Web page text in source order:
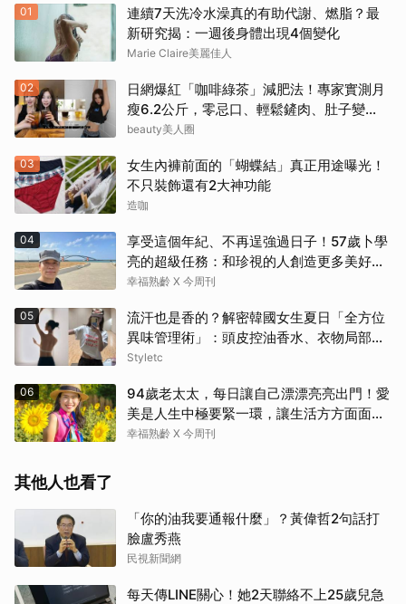
01
連續7天洗冷水澡真的有助代謝、燃脂？最
新研究揭：一週後身體出現4個變化
Marie Claire美麗佳人
02
日網爆紅「咖啡綠茶」減肥法！專家實測月
瘦6.2公斤，零忌口、輕鬆鏟肉、肚子變
小！
beauty美人圈
03
女生內褲前面的「蝴蝶結」真正用途曝光！
不只裝飾還有2大神功能
造咖
04
享受這個年紀、不再逞強過日子！57歲卜學
亮的超級任務：和珍視的人創造更多美好記
憶
幸福熟齡 X 今周刊
05
流汗也是香的？解密韓國女生夏日「全方位
異味管理術」：頭皮控油香水、衣物局部消
臭，打造自帶母胎偽體香
Styletc
06
94歲老太太，每日讓自己漂漂亮亮出門！愛
美是人生中極要緊一環，讓生活方方面面，
更加豐富有樂趣
幸福熟齡 X 今周刊
其他人也看了
「你的油我要通報什麼」？黃偉哲2句話打
臉盧秀燕
民視新聞網
每天傳LINE關心！她2天聯絡不上25歲兒急